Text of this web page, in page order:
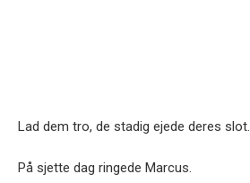
Lad dem tro, de stadig ejede deres slot.
På sjette dag ringede Marcus.